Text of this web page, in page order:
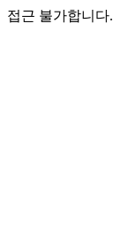
접근 불가합니다.